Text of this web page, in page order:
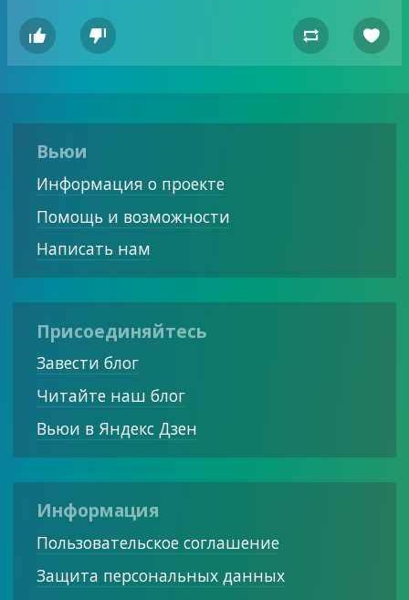
   
Вьюи
Информация о проекте
Помощь и возможности
Написать нам
Присоединяйтесь
Завести блог
Читайте наш блог
Вьюи в Яндекс Дзен
Информация
Пользовательское соглашение
Защита персональных данных